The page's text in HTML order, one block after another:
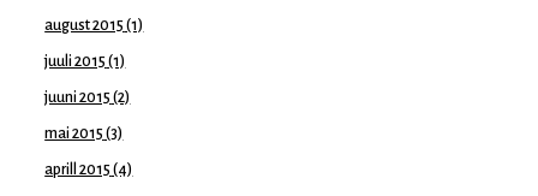
august 2015 (1)
juuli 2015 (1)
juuni 2015 (2)
mai 2015 (3)
aprill 2015 (4)